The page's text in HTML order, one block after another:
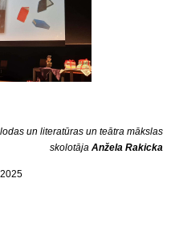
un literatūras un teātra mākslas
skolotāja Anžela Rakicka